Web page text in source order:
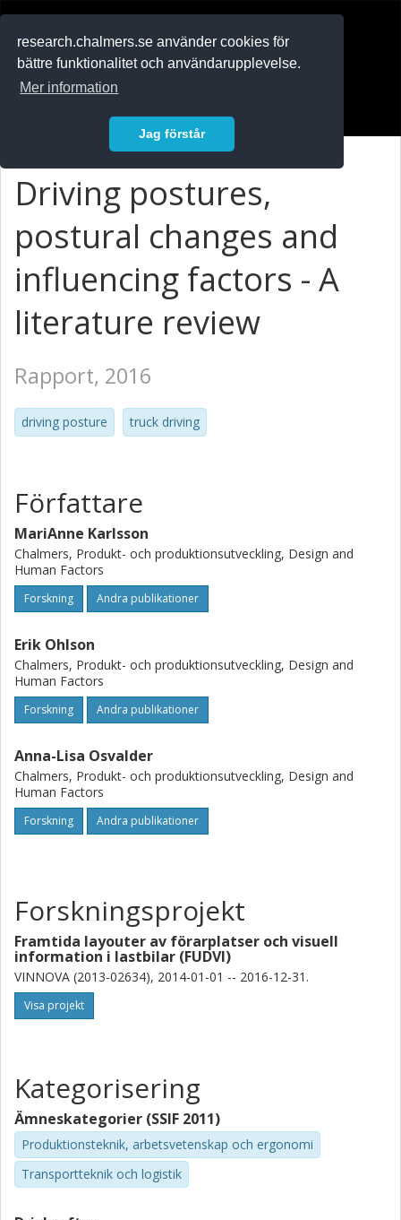
research.chalmers.se använder cookies för
bättre funktionalitet och användarupplevelse.
Mer information
Jag förstår
Driving postures,
postural changes and
influencing factors - A
literature review
Rapport, 2016
driving posture truck driving
Författare
MariAnne Karlsson
Chalmers, Produkt- och produktionsutveckling, Design and
Human Factors
Forskning Andra publikationer
Erik Ohlson
Chalmers, Produkt- och produktionsutveckling, Design and
Human Factors
Forskning Andra publikationer
Anna-Lisa Osvalder
Chalmers, Produkt- och produktionsutveckling, Design and
Human Factors
Forskning Andra publikationer
Forskningsprojekt
Framtida layouter av förarplatser och visuell
information i lastbilar (FUDVI)
VINNOVA (2013-02634), 2014-01-01 -- 2016-12-31.
Visa projekt
Kategorisering
Ämneskategorier (SSIF 2011)
Produktionsteknik, arbetsvetenskap och ergonomi
Transportteknik och logistik